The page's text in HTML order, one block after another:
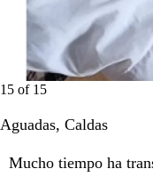
15 of 15
Aguadas, Caldas
Mucho tiempo ha